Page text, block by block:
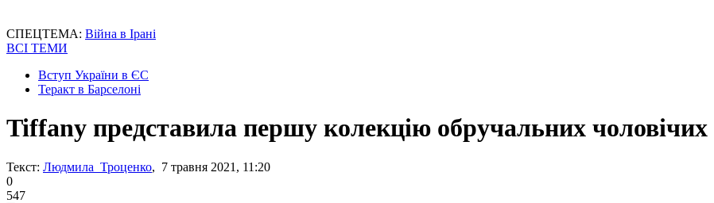
СПЕЦТЕМА: Війна в Ірані
ВСІ ТЕМИ
Вступ України в ЄС
Теракт в Барселоні
Tiffany представила першу колекцію обручальних чоловічих
Текст: Людмила Троценко, 7 травня 2021, 11:20
0
547